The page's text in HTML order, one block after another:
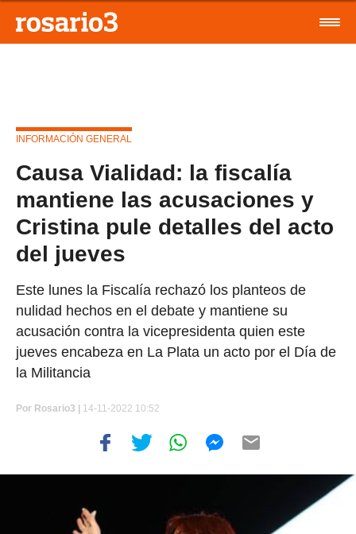
INFORMACIÓN GENERAL
Causa Vialidad: la fiscalía
mantiene las acusaciones y
Cristina pule detalles del acto
del jueves
Este lunes la Fiscalía rechazó los planteos de
nulidad hechos en el debate y mantiene su
acusación contra la vicepresidenta quien este
jueves encabeza en La Plata un acto por el Día de
la Militancia
Por Rosario3 | 14-11-2022 10:52